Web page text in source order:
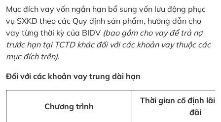
Mục đích vay vốn ngắn hạn bổ sung vốn lưu động phục
vụ SXKD theo các Quy định sản phẩm, hướng dẫn cho
vay từng thời kỳ của BIDV (bao gồm cho vay để trả nợ
trước hạn tại TCTD khác đối với các khoản vay thuộc các
mục đích trên).
Đối với các khoản vay trung dài hạn
Chương trình
Thời gian cố định lãi
đãi